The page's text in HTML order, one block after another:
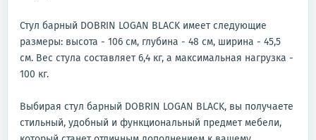
Стул барный DOBRIN LOGAN BLACK имеет следующие
размеры: высота - 106 см, глубина - 48 см, ширина - 45,5
см. Вес стула составляет 6,4 кг, а максимальная нагрузка -
100 кг.
Выбирая стул барный DOBRIN LOGAN BLACK, вы получаете
стильный, удобный и функциональный предмет мебели,